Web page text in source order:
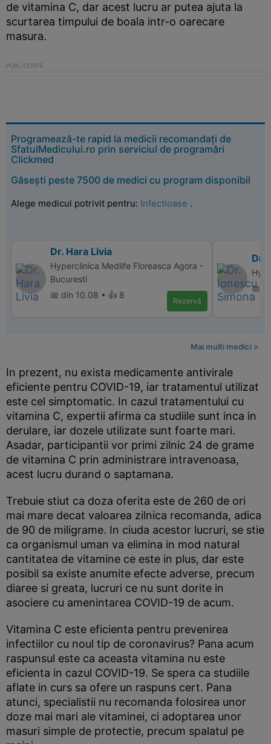
de vitamina C, dar acest lucru ar putea ajuta la
scurtarea timpului de boala intr-o oarecare
masura.
Programează-te rapid la medicii recomandați de
SfatulMedicului.ro prin serviciul de programări
Clickmed
Găsești peste 7500 de medici cu program disponibil
Alege medicul potrivit pentru: Infectioase .
Dr. Hara Livia
Hyperclinica Medlife Floreasca Agora -
Bucuresti
📅 din 10.08 • 👍 8
Rezervă
Dr.
📅
Mai multi medici >
In prezent, nu exista medicamente antivirale
eficiente pentru COVID-19, iar tratamentul utilizat
este cel simptomatic. In cazul tratamentului cu
vitamina C, expertii afirma ca studiile sunt inca in
derulare, iar dozele utilizate sunt foarte mari.
Asadar, participantii vor primi zilnic 24 de grame
de vitamina C prin administrare intravenoasa,
acest lucru durand o saptamana.
Trebuie stiut ca doza oferita este de 260 de ori
mai mare decat valoarea zilnica recomanda, adica
de 90 de miligrame. In ciuda acestor lucruri, se stie
ca organismul uman va elimina in mod natural
cantitatea de vitamine ce este in plus, dar este
posibil sa existe anumite efecte adverse, precum
diaree si greata, lucruri ce nu sunt dorite in
asociere cu amenintarea COVID-19 de acum.
Vitamina C este eficienta pentru prevenirea
infectiilor cu noul tip de coronavirus? Pana acum
raspunsul este ca aceasta vitamina nu este
eficienta in cazul COVID-19. Se spera ca studiile
aflate in curs sa ofere un raspuns cert. Pana
atunci, specialistii nu recomanda folosirea unor
doze mai mari ale vitaminei, ci adoptarea unor
masuri simple de protectie, precum spalatul pe